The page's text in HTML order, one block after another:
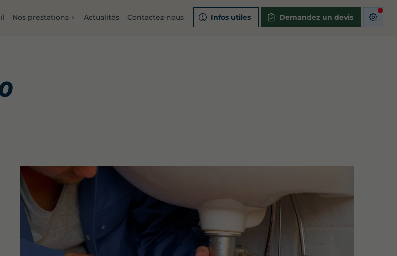
Nos prestations Actualités Contactez-nous Infos utiles Demandez un devis